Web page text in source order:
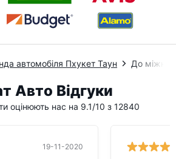
автомобіля Пхукет Таун До
Авто Відгуки
оцінюють нас на 9.1/10 з 12840
19-11-2020